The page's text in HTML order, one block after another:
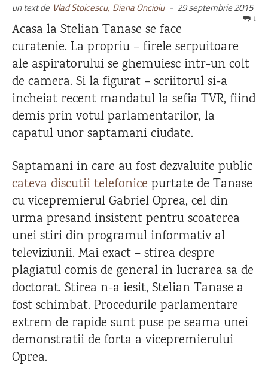
un text de Vlad Stoicescu, Diana Oncioiu - 29 septembrie 2015
1
Acasa la Stelian Tanase se face
curatenie. La propriu – firele serpuitoare
ale aspiratorului se ghemuiesc intr-un colt
de camera. Si la figurat – scriitorul si-a
incheiat recent mandatul la sefia TVR, fiind
demis prin votul parlamentarilor, la
capatul unor saptamani ciudate.
Saptamani in care au fost dezvaluite public
cateva discutii telefonice purtate de Tanase
cu vicepremierul Gabriel Oprea, cel din
urma presand insistent pentru scoaterea
unei stiri din programul informativ al
televiziunii. Mai exact – stirea despre
plagiatul comis de general in lucrarea sa de
doctorat. Stirea n-a iesit, Stelian Tanase a
fost schimbat. Procedurile parlamentare
extrem de rapide sunt puse pe seama unei
demonstratii de forta a vicepremierului
Oprea.